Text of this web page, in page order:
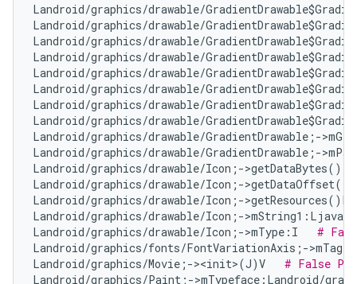
Landroid/graphics/drawable/
Landroid/graphics/drawable/
Landroid/graphics/drawable/
Landroid/graphics/drawable/
Landroid/graphics/drawable/
Landroid/graphics/drawable/
Landroid/graphics/drawable/
Landroid/graphics/drawable/
Landroid/graphics/drawable/GradientDrawable;-
Landroid/graphics/drawable/GradientDrawable;-
Landroid/graphics/drawable/Icon;-
Landroid/graphics/drawable/Icon;-
Landroid/graphics/drawable/Icon;-
Landroid/graphics/drawable/Icon;-
Landroid/graphics/drawable/Icon;->mType:I #
Landroid/graphics/fonts/FontVariationAxis;-
Landroid/graphics/Movie;-><init>(J)V # False
Landroid/graphics/Paint;->mTypeface:Landroid/